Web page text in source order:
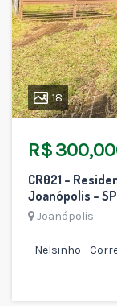
18
R$
CR021 –
Joanópolis – SP
Joanópolis
Nelsinho -